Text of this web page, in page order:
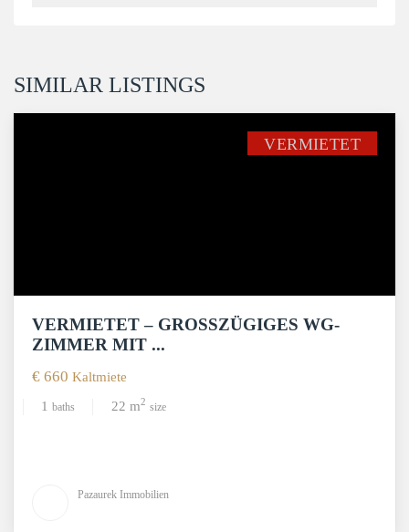
SIMILAR LISTINGS
VERMIETET
VERMIETET – GROSSZÜGIGES WG-Z
IMMER MIT ...
€ 660 Kaltmiete
1 baths 22 m2 size
Pazaurek Immobilien